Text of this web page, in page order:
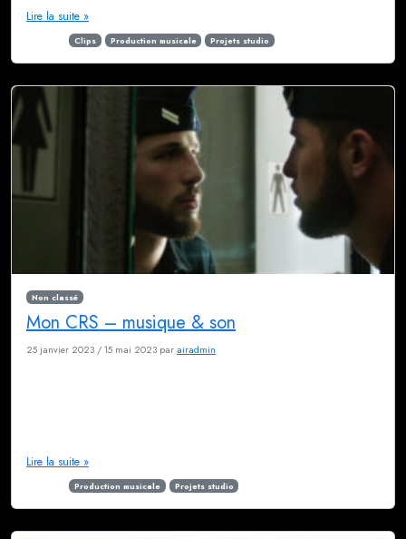
Lire la suite »
Clips Production musicale Projets studio
Non classé
Mon CRS – musique & son
25 janvier 2023 / 15 mai 2023 par airadmin
Lire la suite »
Production musicale Projets studio